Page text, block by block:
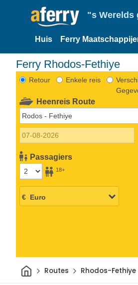
"s Werelds
Huis Ferry
Ferry Rhodos-Fethiye
Retour Enkele reis
Heenreis Route
Passagiers
18+
ThuisRoutes Rhodos-Fethiye